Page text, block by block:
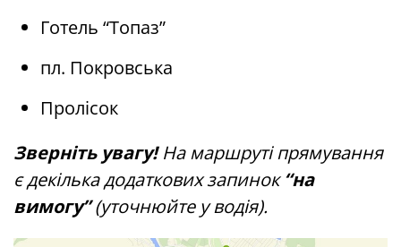
Готель “Топаз”
пл. Покровська
Пролісок
Зверніть увагу!На маршруті прямування
є декілька додаткових запинок“на
вимогу”(уточнюйте у водія).